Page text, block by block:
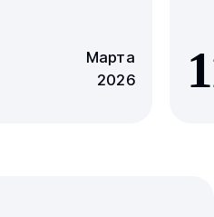
Марта
2026